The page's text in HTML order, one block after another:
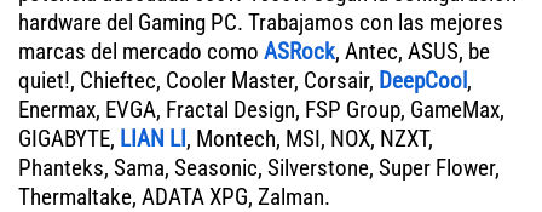
hardware del Gaming PC. Trabajamos con las mejores
marcas del mercado como ASRock, Antec, ASUS, be
quiet!, Chieftec, Cooler Master, Corsair, DeepCool,
Enermax, EVGA, Fractal Design, FSP Group, GameMax,
GIGABYTE, LIAN LI, Montech, MSI, NOX, NZXT,
Phanteks, Sama, Seasonic, Silverstone, Super Flower,
Thermaltake, ADATA XPG, Zalman.